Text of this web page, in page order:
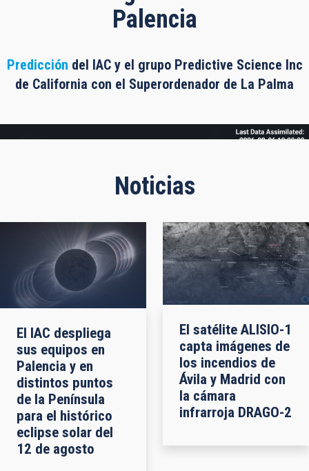
Palencia
Predicción del IAC y el grupo Predictive Science Inc
de California con el Superordenador de La Palma
Noticias
El IAC despliega
sus equipos en
Palencia y en
distintos puntos
de la Península
para el histórico
eclipse solar del
12 de agosto
El satélite ALISIO-1
capta imágenes de
los incendios de
Ávila y Madrid con
la cámara
infrarroja DRAGO-2